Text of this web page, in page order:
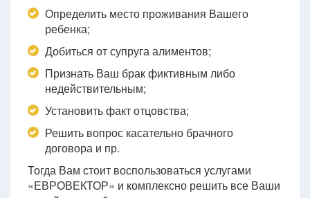
Определить место проживания Вашего
ребенка;
Добиться от супруга алиментов;
Признать Ваш брак фиктивным либо
недействительным;
Установить факт отцовства;
Решить вопрос касательно брачного
договора и пр.
Тогда Вам стоит воспользоваться услугами
«ЕВРОВЕКТОР» и комплексно решить все Ваши